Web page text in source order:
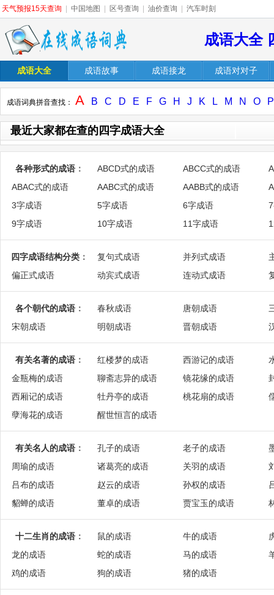
天气预报15天查询 中国地图 区号查询 油价查询 汽车时刻
成语大全
成语大全 成语故事 成语接龙 成语对对子
成语词典拼音查找： A B C D E F G H J K L M N O P
最近大家都在查的四字成语大全
各种形式的成语 ： ABCD式的成语 ABCC式的成语
ABAC式的成语
AABC式的成语 AABB式的成语
3字成语
5字成语 6字成语
9字成语
10字成语 11字成语
四字成语结构分类 ： 复句式成语 并列式成语
偏正式成语
动宾式成语 连动式成语
各个朝代的成语 ： 春秋成语 唐朝成语
宋朝成语
明朝成语 晋朝成语
有关名著的成语 ： 红楼梦的成语 西游记的成语
金瓶梅的成语
聊斋志异的成语 镜花缘的成语
西厢记的成语
牡丹亭的成语 桃花扇的成语
孽海花的成语
醒世恒言的成语
有关名人的成语 ： 孔子的成语 老子的成语
周瑜的成语
诸葛亮的成语 关羽的成语
吕布的成语
赵云的成语 孙权的成语
貂蝉的成语
董卓的成语 贾宝玉的成语
十二生肖的成语 ： 鼠的成语 牛的成语
龙的成语
蛇的成语 马的成语
鸡的成语
狗的成语 猪的成语